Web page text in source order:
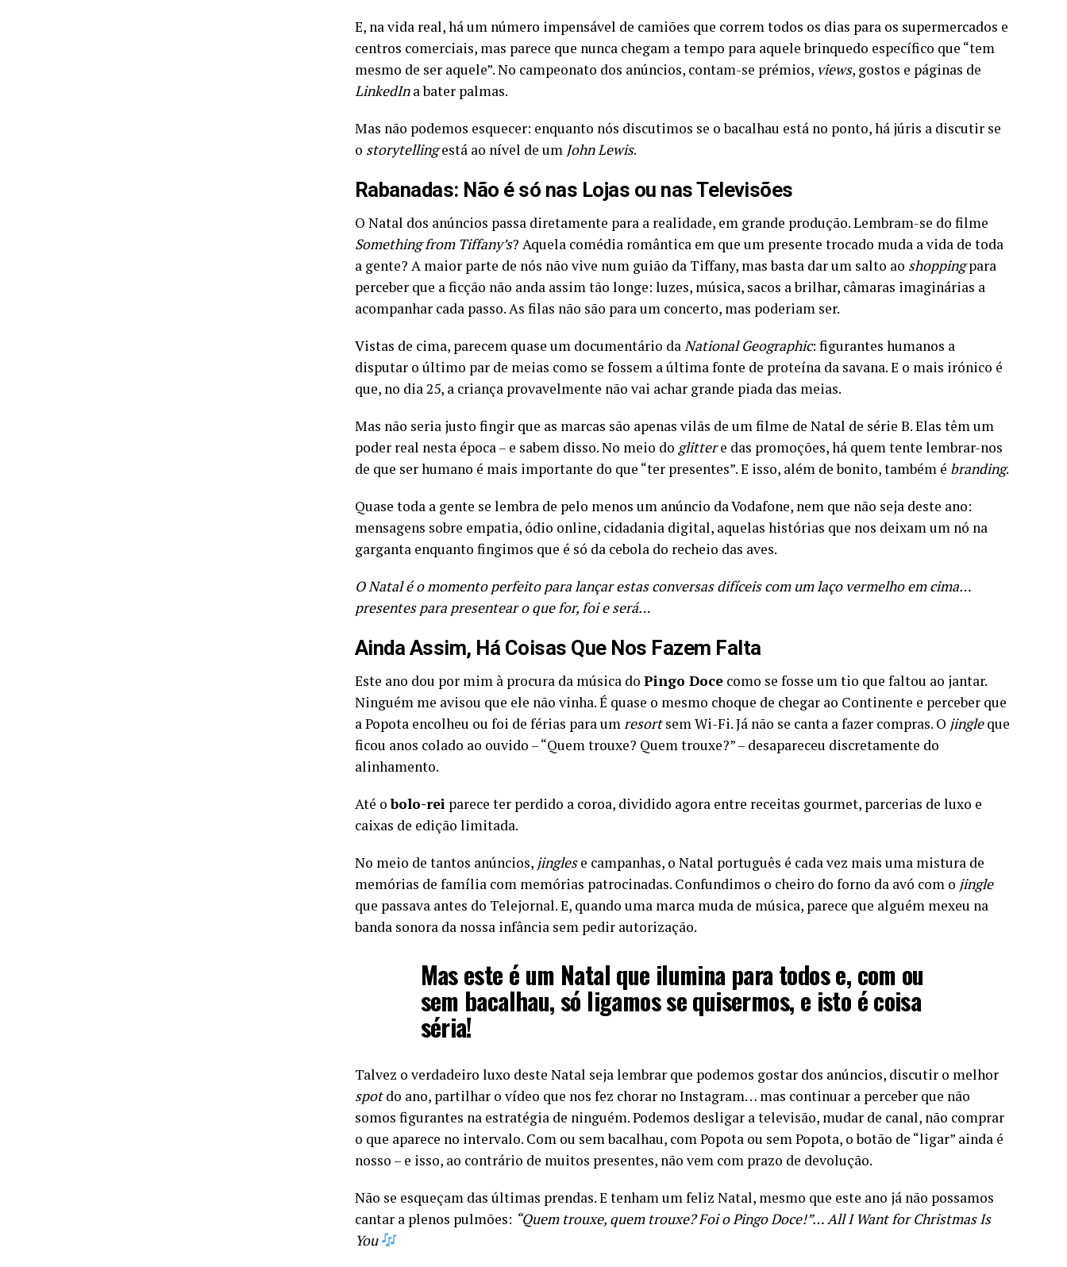
E, na vida real, há um número impensável de camiões que correm todos os dias para os supermercados e
centros comerciais, mas parece que nunca chegam a tempo para aquele brinquedo específico que “tem
mesmo de ser aquele”. No campeonato dos anúncios, contam-se prémios, views, gostos e páginas de
LinkedIna bater palmas.
Mas não podemos esquecer: enquanto nós discutimos se o bacalhau está no ponto, há júris a discutir se
o storytellingestá ao nível de um John Lewis.
Rabanadas: Não é só nas Lojas ou nas Televisões
O Natal dos anúncios passa diretamente para a realidade, em grande produção. Lembram-se do filme
Something from Tiffany’s? Aquela comédia romântica em que um presente trocado muda a vida de toda
a gente? A maior parte de nós não vive num guião da Tiffany, mas basta dar um salto ao shoppingpara
perceber que a ficção não anda assim tão longe: luzes, música, sacos a brilhar, câmaras imaginárias a
acompanhar cada passo. As filas não são para um concerto, mas poderiam ser.
Vistas de cima, parecem quase um documentário da National Geographic: figurantes humanos a
disputar o último par de meias como se fossem a última fonte de proteína da savana. E o mais irónico é
que, no dia 25, a criança provavelmente não vai achar grande piada das meias.
Mas não seria justo fingir que as marcas são apenas vilãs de um filme de Natal de série B. Elas têm um
poder real nesta época – e sabem disso. No meio do glittere das promoções, há quem tente lembrar-nos
de que ser humano é mais importante do que “ter presentes”. E isso, além de bonito, também é branding.
Quase toda a gente se lembra de pelo menos um anúncio da Vodafone, nem que não seja deste ano:
mensagens sobre empatia, ódio online, cidadania digital, aquelas histórias que nos deixam um nó na
garganta enquanto fingimos que é só da cebola do recheio das aves.
O Natal é o momento perfeito para lançar estas conversas difíceis com um laço vermelho em cima…
presentes para presentear o que for, foi e será…
Ainda Assim, Há Coisas Que Nos Fazem Falta
Este ano dou por mim à procura da música do Pingo Doce como se fosse um tio que faltou ao jantar.
Ninguém me avisou que ele não vinha. É quase o mesmo choque de chegar ao Continente e perceber que
a Popota encolheu ou foi de férias para um resortsem Wi-Fi. Já não se canta a fazer compras. O jingleque
ficou anos colado ao ouvido – “Quem trouxe? Quem trouxe?” – desapareceu discretamente do
alinhamento.
Até obolo-rei parece ter perdido a coroa, dividido agora entre receitas gourmet, parcerias de luxo e
caixas de edição limitada.
No meio de tantos anúncios, jinglese campanhas, o Natal português é cada vez mais uma mistura de
memórias de família com memórias patrocinadas. Confundimos o cheiro do forno da avó com o jingle
que passava antes do Telejornal. E, quando uma marca muda de música, parece que alguém mexeu na
banda sonora da nossa infância sem pedir autorização.
Mas este é um Natal que ilumina para todos e, com ou
sem bacalhau, só ligamos se quisermos, e isto é coisa
séria!
Talvez o verdadeiro luxo deste Natal seja lembrar que podemos gostar dos anúncios, discutir o melhor
spotdo ano, partilhar o vídeo que nos fez chorar no Instagram… mas continuar a perceber que não
somos figurantes na estratégia de ninguém. Podemos desligar a televisão, mudar de canal, não comprar
o que aparece no intervalo. Com ou sem bacalhau, com Popota ou sem Popota, o botão de “ligar” ainda é
nosso – e isso, ao contrário de muitos presentes, não vem com prazo de devolução.
Não se esqueçam das últimas prendas. E tenham um feliz Natal, mesmo que este ano já não possamos
cantar a plenos pulmões: “Quem trouxe, quem trouxe? Foi o Pingo Doce!”… All I Want for Christmas Is
You